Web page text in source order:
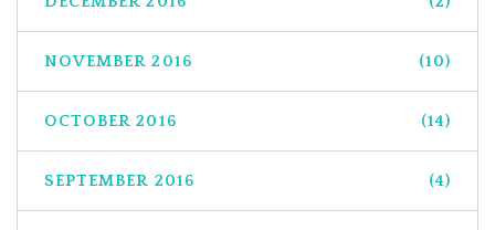
NOVEMBER 2016 (10)
OCTOBER 2016 (14)
SEPTEMBER 2016 (4)